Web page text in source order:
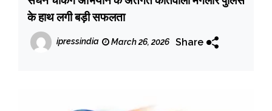
के हाथ लगी बड़ी सफलता
ipressindia March 26, 2026 Share